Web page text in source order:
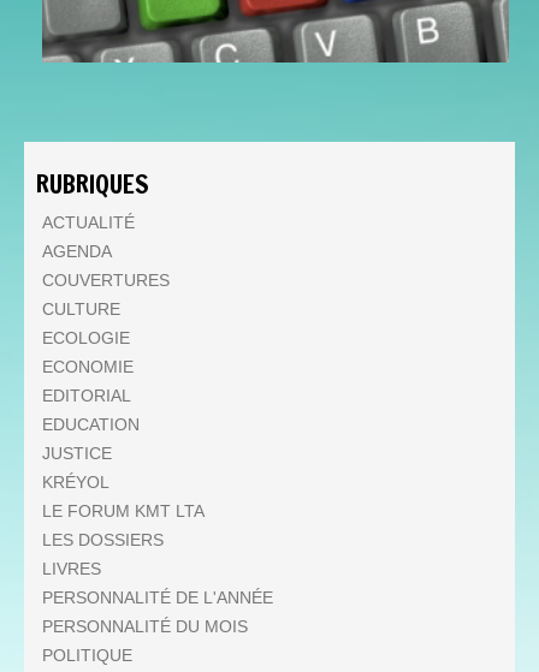
RUBRIQUES
ACTUALITÉ
AGENDA
COUVERTURES
CULTURE
ECOLOGIE
ECONOMIE
EDITORIAL
EDUCATION
JUSTICE
KRÉYOL
LE FORUM KMT LTA
LES DOSSIERS
LIVRES
PERSONNALITÉ DE L'ANNÉE
PERSONNALITÉ DU MOIS
POLITIQUE